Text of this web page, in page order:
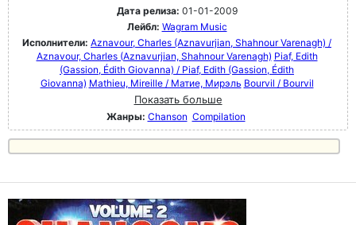
Дата релиза: 01-01-2009
Лейбл: Wagram Music
Исполнители: Aznavour, Charles (Aznavurjian, Shahnour Varenagh) /
Aznavour, Charles (Aznavurjian, Shahnour Varenagh) Piaf, Edith
(Gassion, Édith Giovanna) / Piaf, Edith (Gassion, Édith
Giovanna) Mathieu, Mireille / Матие, Мирэль Bourvil / Bourvil
Показать больше
Жанры: Chanson Compilation